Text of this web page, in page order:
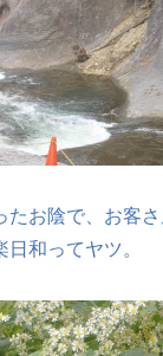
たお陰で、お客
和ってヤツ。